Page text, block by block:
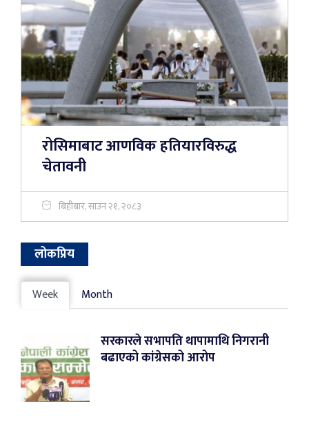
रोसिमाबाट आणविक हतियारविरुद्ध
चेतावनी
बिहीबार, साउन २१, २०८३
लोकप्रिय
Week Month
सरकारले सभापति थापामाथि निगरानी
बढाएको कांग्रेसको आरोप